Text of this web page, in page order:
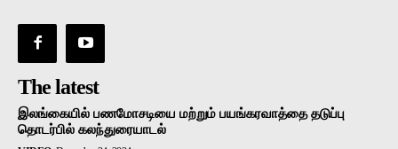
The latest
இலங்கையில் பணமோசடியை மற்றும் பயங்கரவாத்தை தடுப்பு
தொடர்பில் கலந்துரையாடல்